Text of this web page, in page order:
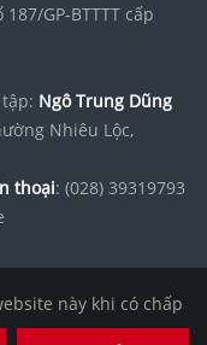
GP-BTTTT cấp
Ngô Trung Dũng
Nhiêu Lộc,
thoại: (028) 39319793
này khi có chấp